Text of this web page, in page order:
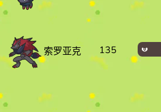
索罗亚克 135